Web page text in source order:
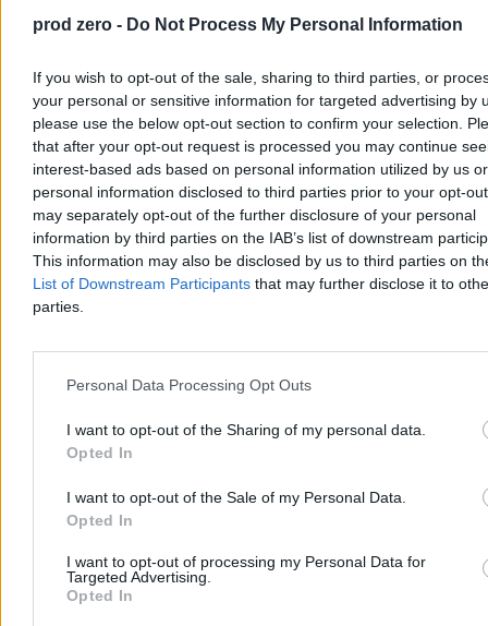
prod zero - Do Not Process My Personal Information
If you wish to opt-out of the sale, sharing to third parties, or
your personal or sensitive information for targeted advertising by
please use the below opt-out section to confirm your selection.
that after your opt-out request is processed you may continue
interest-based ads based on personal information utilized by us or
personal information disclosed to third parties prior to your opt-
may separately opt-out of the further disclosure of your personal
information by third parties on the IAB’s list of downstream
This information may also be disclosed by us to third parties on
List of Downstream Participants that may further disclose it to
parties.
Personal Data Processing Opt Outs
I want to opt-out of the Sharing of my personal data.
Opted In
I want to opt-out of the Sale of my Personal Data.
Opted In
I want to opt-out of processing my Personal Data for
Targeted Advertising.
Opted In
Nastolatek ranny ostrym narzędziem w
Kamiennej Górze. Policja szuka sprawcy
W piątek wieczorem przy ul. Księcia Bolka w Kamiennej Górze 15-
latek został zraniony ostrym przedmiotem. W poważnym stanie trafił
do szpitala. Policja bada okoliczności zdarzenia, przesłuchuje
napaści.
Wczoraj 21:41
Reklama
Reklama